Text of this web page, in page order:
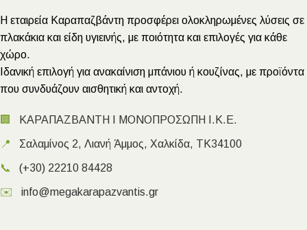
Η εταιρεία Καραπαζβάντη προσφέρει ολοκληρωμένες λύσεις σε
πλακάκια και είδη υγιεινής, με ποιότητα και επιλογές για κάθε
χώρο.
Ιδανική επιλογή για ανακαίνιση μπάνιου ή κουζίνας, με προϊόντα
που συνδυάζουν αισθητική και αντοχή.
🏢 ΚΑΡΑΠΑΖΒΑΝΤΗ Ι ΜΟΝΟΠΡΟΣΩΠΗ Ι.Κ.Ε.
📍 Σαλαμίνος 2, Λιανή Άμμος, Χαλκίδα, ΤΚ34100
📞 (+30) 22210 84428
✉️ info@megakarapazvantis.gr